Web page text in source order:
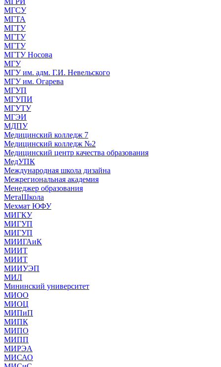
МГСУ
МГТА
МГТУ
МГТУ
МГТУ
МГТУ Носова
МГУ
МГУ им. адм. Г.И. Невельского
МГУ им. Огарева
МГУП
МГУПИ
МГУТУ
МГЭИ
МДПУ
Медицинский колледж 7
Медицинский колледж №2
Медицинский центр качества образования
МедУПК
Международная школа дизайна
Межрегиональная академия
Менеджер образования
МетаШкола
Мехмат ЮФУ
МИГКУ
МИГУП
МИГУП
МИИГАиК
МИИТ
МИИТ
МИИУЭП
МИЛ
Мининский университет
МИОО
МИОЦ
МИПиП
МИПК
МИПО
МИПП
МИРЭА
МИСАО